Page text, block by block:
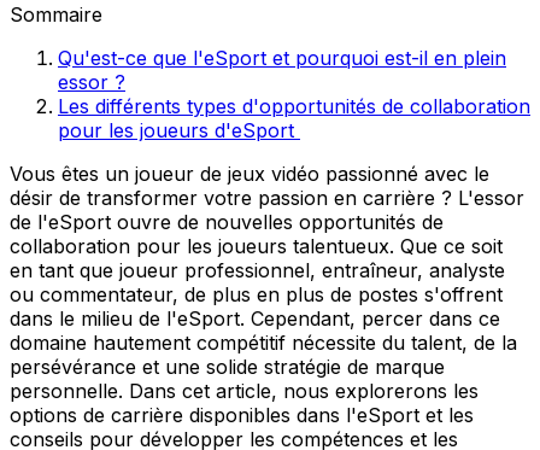
Sommaire
Qu'est-ce que l'eSport et pourquoi est-il en plein
essor ?
Les différents types d'opportunités de collaboration
pour les joueurs d'eSport
Vous êtes un joueur de jeux vidéo passionné avec le
désir de transformer votre passion en carrière ? L'essor
de l'eSport ouvre de nouvelles opportunités de
collaboration pour les joueurs talentueux. Que ce soit
en tant que joueur professionnel, entraîneur, analyste
ou commentateur, de plus en plus de postes s'offrent
dans le milieu de l'eSport. Cependant, percer dans ce
domaine hautement compétitif nécessite du talent, de la
persévérance et une solide stratégie de marque
personnelle. Dans cet article, nous explorerons les
options de carrière disponibles dans l'eSport et les
conseils pour développer les compétences et les